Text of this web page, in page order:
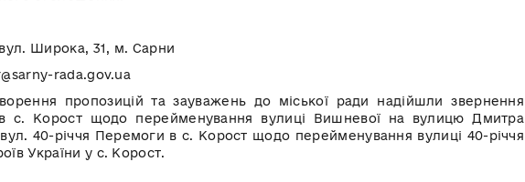
Широка, 31, м. Сарни
rada.gov.ua
пропозицій та зауважень до міської ради надійшли звернення
с. Корост щодо перейменування вулиці Вишневої на вулицю Дмитра
40-річчя Перемоги в с. Корост щодо перейменування вулиці 40-річчя
України у с. Корост.